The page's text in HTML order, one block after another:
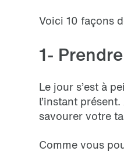
Voici 10 façons
1-
Le jour s’est à
l’instant
savourer votre
Comme vous